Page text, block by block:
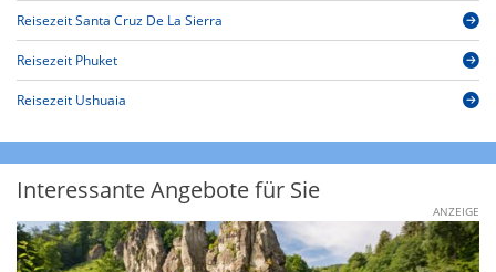
Reisezeit Santa Cruz De La Sierra
Reisezeit Phuket
Reisezeit Ushuaia
Interessante Angebote für Sie
ANZEIGE